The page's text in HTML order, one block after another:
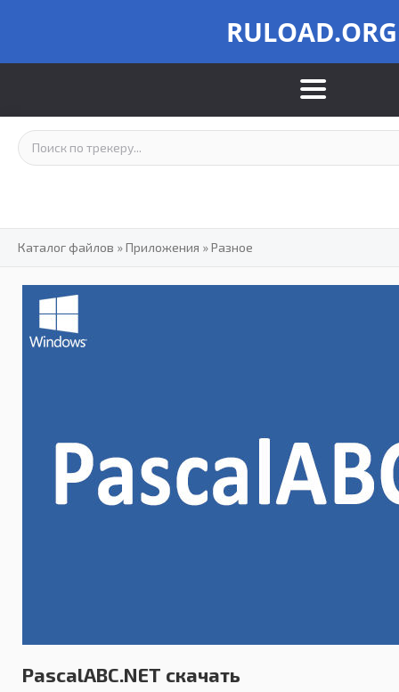
RULOAD.ORG
Каталог файлов »Приложения »Разное
PascalABC.NET скачать